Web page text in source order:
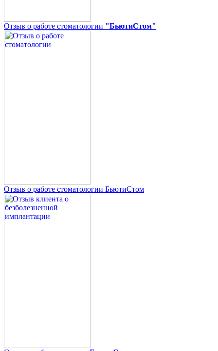
Отзыв о работе стоматологии "БьютиСтом"
Отзыв о работе стоматологии БьютиСтом